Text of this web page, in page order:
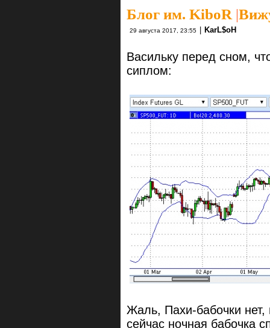
Блог им. KiboR |
29 августа 2017, 23:55 | KarL$oH
Васильку перед сном,
сиплом:
Жаль, Пахи-бабочки
сейчас ночная бабочка